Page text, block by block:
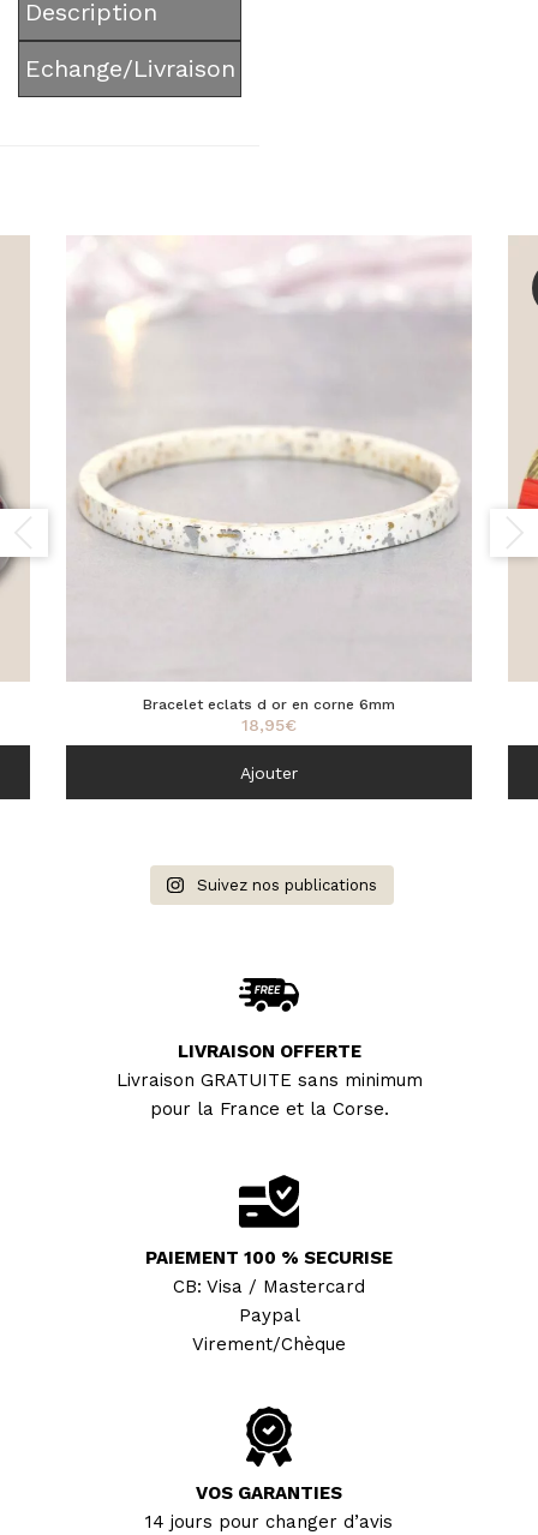
Description
Echange/Livraison
Bracelet eclats d or en corne 6mm
18,95€
Ajouter
Suivez nos publications
LIVRAISON OFFERTE
Livraison GRATUITE sans minimum
pour la France et la Corse.
PAIEMENT 100 % SECURISE
CB: Visa / Mastercard
Paypal
Virement/Chèque
VOS GARANTIES
14 jours pour changer d’avis